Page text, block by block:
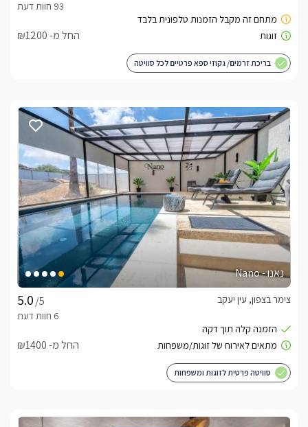
החל מ- ₪1200
בריכת זרמים/ גקוזי ספא פרטיים לכל סוויטה
נאנו - Nano
/5
צימר בצפון, עין יעקב
החל מ- ₪1400
סוויטה פרטית לזוגות ומשפחות